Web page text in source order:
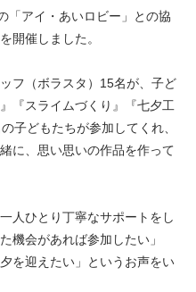
「アイ・あいロビー」との協
開催しました。
フ（ボラスタ）15名が、子ど
『スライムづくり』『七夕工
子どもたちが参加してくれ、
に、思い思いの作品を作って
人ひとり丁寧なサポートをし
機会があれば参加したい」
を迎えたい」というお声をい